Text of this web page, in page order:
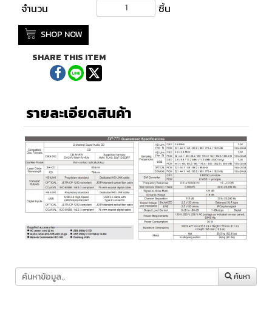
จำนวน ชิ้น
SHOP NOW
SHARE THIS ITEM
รายละเอียดสินค้า
ค้นหา